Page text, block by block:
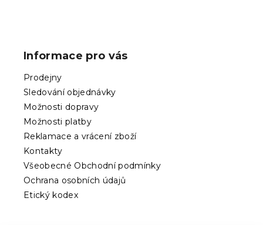
ý
i
s
Informace pro vás
Prodejny
Sledování objednávky
Možnosti dopravy
Možnosti platby
Reklamace a vrácení zboží
Kontakty
Všeobecné Obchodní podmínky
Ochrana osobních údajů
Etický kodex